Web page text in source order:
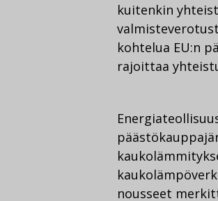
kuitenkin
kohtelua EU:n
rajoittaa
nousseet